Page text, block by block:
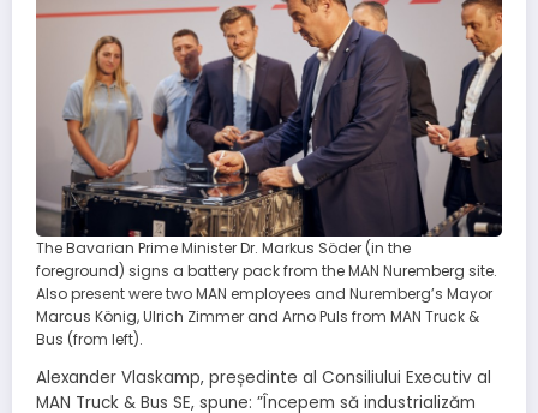
The Bavarian Prime Minister Dr. Markus Söder (in the
foreground) signs a battery pack from the MAN Nuremberg site.
Also present were two MAN employees and Nuremberg’s Mayor
Marcus König, Ulrich Zimmer and Arno Puls from MAN Truck &
Bus (from left).
Alexander Vlaskamp, președinte al Consiliului Executiv al
MAN Truck & Bus SE, spune: ”Începem să industrializăm